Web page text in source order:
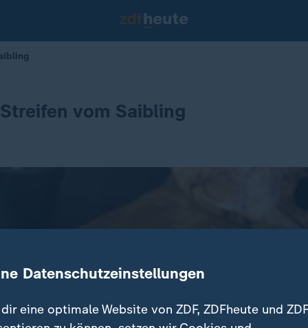
vom Saibling
Datenschutzeinstellungen
eine optimale Website von ZDF, ZDFheute und